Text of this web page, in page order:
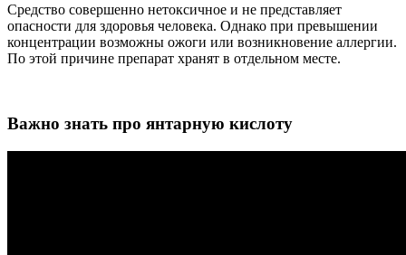
Средство совершенно нетоксичное и не представляет
опасности для здоровья человека. Однако при превышении
концентрации возможны ожоги или возникновение аллергии.
По этой причине препарат хранят в отдельном месте.
Важно знать про янтарную кислоту